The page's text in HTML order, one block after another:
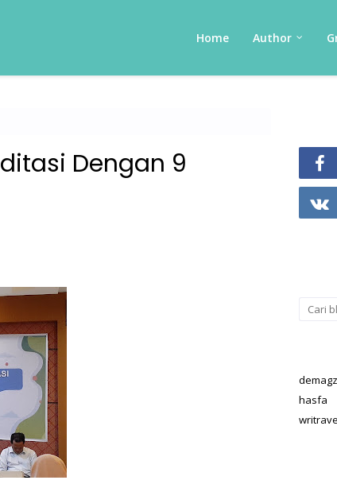
Home Author
Dengan 9
demagz
hasfa